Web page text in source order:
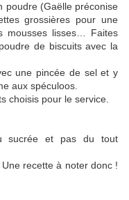
poudre (Gaëlle préconise
grossières pour une
mousses lisses… Faites
de biscuits avec la
une pincée de sel et y
aux spéculoos.
choisis pour le service.
sucrée et pas du tout
recette à noter donc !